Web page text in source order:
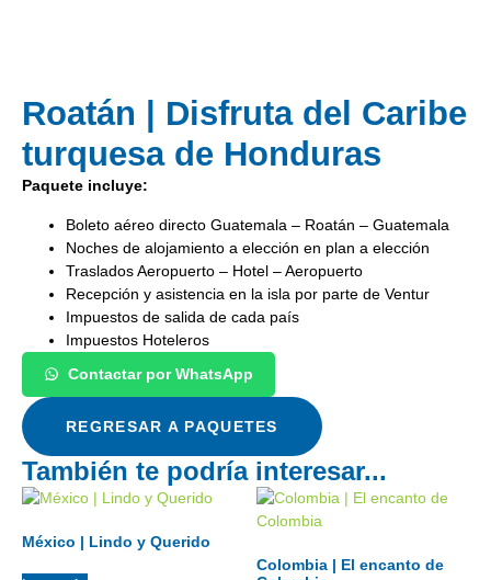
Roatán | Disfruta del Caribe
turquesa de Honduras
Paquete incluye:
Boleto aéreo directo Guatemala – Roatán – Guatemala
Noches de alojamiento a elección en plan a elección
Traslados Aeropuerto – Hotel – Aeropuerto
Recepción y asistencia en la isla por parte de Ventur
Impuestos de salida de cada país
Impuestos Hoteleros
Contactar por WhatsApp
REGRESAR A PAQUETES
También te podría interesar...
México | Lindo y Querido
Colombia | El encanto de